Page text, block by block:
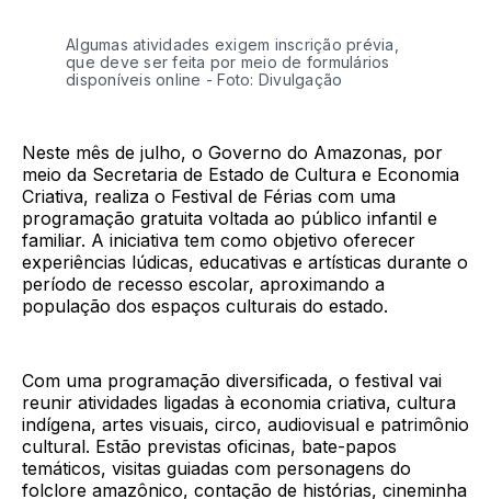
Algumas atividades exigem inscrição prévia,
que deve ser feita por meio de formulários
disponíveis online - Foto: Divulgação
Neste mês de julho, o Governo do Amazonas, por
meio da Secretaria de Estado de Cultura e Economia
Criativa, realiza o Festival de Férias com uma
programação gratuita voltada ao público infantil e
familiar. A iniciativa tem como objetivo oferecer
experiências lúdicas, educativas e artísticas durante o
período de recesso escolar, aproximando a
população dos espaços culturais do estado.
Com uma programação diversificada, o festival vai
reunir atividades ligadas à economia criativa, cultura
indígena, artes visuais, circo, audiovisual e patrimônio
cultural. Estão previstas oficinas, bate-papos
temáticos, visitas guiadas com personagens do
folclore amazônico, contação de histórias, cineminha